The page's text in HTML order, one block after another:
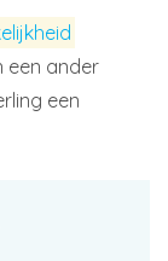
een ander
een